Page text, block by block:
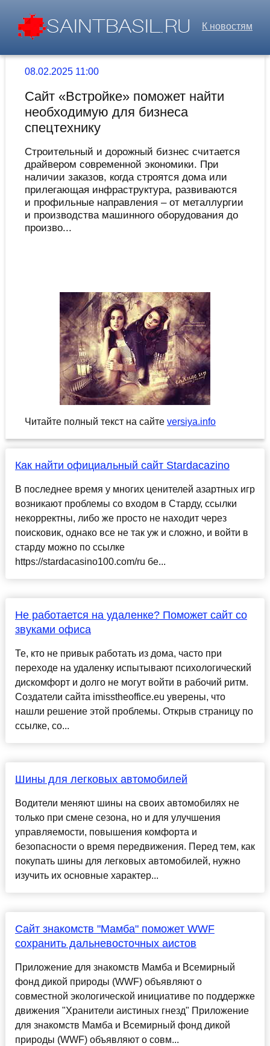
К новостям
08.02.2025 11:00
Сайт «Встройке» поможет найти
необходимую для бизнеса
спецтехнику
Строительный и дорожный бизнес считается
драйвером современной экономики. При
наличии заказов, когда строятся дома или
прилегающая инфраструктура, развиваются
и профильные направления – от металлургии
и производства машинного оборудования до
произво...
Читайте полный текст на сайте versiya.info
Как найти официальный сайт Stardacazino
В последнее время у многих ценителей азартных игр
возникают проблемы со входом в Старду, ссылки
некорректны, либо же просто не находит через
поисковик, однако все не так уж и сложно, и войти в
старду можно по ссылке
https://stardacasino100.com/ru бе...
Не работается на удаленке? Поможет сайт со
звуками офиса
Те, кто не привык работать из дома, часто при
переходе на удаленку испытывают психологический
дискомфорт и долго не могут войти в рабочий ритм.
Создатели сайта imisstheoffice.eu уверены, что
нашли решение этой проблемы. Открыв страницу по
ссылке, со...
Шины для легковых автомобилей
Водители меняют шины на своих автомобилях не
только при смене сезона, но и для улучшения
управляемости, повышения комфорта и
безопасности о время передвижения. Перед тем, как
покупать шины для легковых автомобилей, нужно
изучить их основные характер...
Сайт знакомств "Мамба" поможет WWF
сохранить дальневосточных аистов
Приложение для знакомств Мамба и Всемирный
фонд дикой природы (WWF) объявляют о
совместной экологической инициативе по поддержке
движения "Хранители аистиных гнезд" Приложение
для знакомств Мамба и Всемирный фонд дикой
природы (WWF) объявляют о совм...